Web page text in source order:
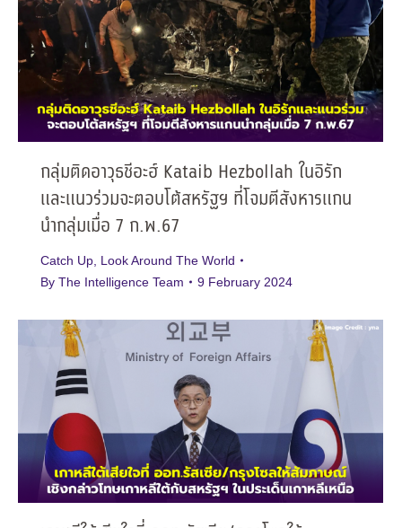
กลุ่มติดอาวุธชีอะฮ์ Kataib Hezbollah ในอิรัก
และแนวร่วมจะตอบโต้สหรัฐฯ ที่โจมตีสังหารแกน
นำกลุ่มเมื่อ 7 ก.พ.67
Catch Up Look Around The World
By The Intelligence Team 9 February 2024